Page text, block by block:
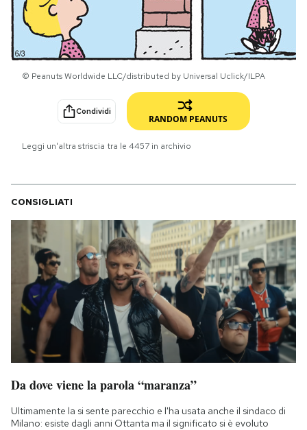
Economia
Sport
Altrecose
Mondiali calcio 2026
PODCAST
NEWSLETTER
I MIEI PREFERITI
SHOP
CALENDARIO
AREA PERSONALE
Area Personale
Notifiche mobile
Regala il Post
Hai bisogno di aiuto?
© Peanuts Worldwide LLC/distributed by Universal Uclick/ILPA
Condividi
RANDOM PEANUTS
Leggi un'altra striscia tra le 4457 in archivio
CONSIGLIATI
Da dove viene la parola “maranza”
Ultimamente la si sente parecchio e l'ha usata anche il sindaco di
Milano: esiste dagli anni Ottanta ma il significato si è evoluto